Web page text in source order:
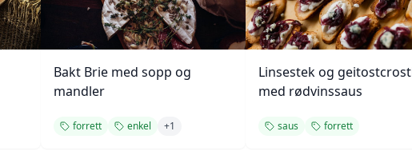
Bakt Brie med sopp og
mandler
forrett enkel +1
Linsestek og
med rødvinssaus
saus forrett